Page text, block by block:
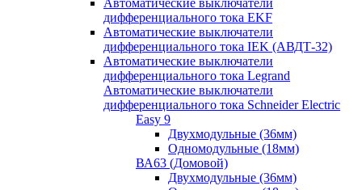
дифференциального тока EKF
Автоматические выключатели
дифференциального тока IEK (АВДТ-32)
Автоматические выключатели
дифференциального тока Legrand
Автоматические выключатели
дифференциального тока Schneider Electric
Easy 9
Двухмодульные (36мм)
Одномодульные (18мм)
ВА63 (Домовой)
Двухмодульные (36мм)